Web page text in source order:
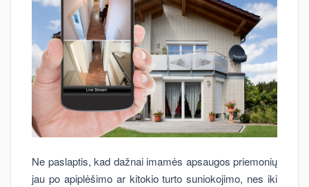
Ne paslaptis, kad dažnai imamės apsaugos priemonių
jau po apiplėšimo ar kitokio turto suniokojimo, nes iki